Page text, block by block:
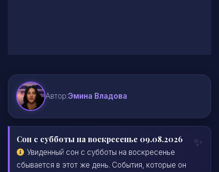
Автор:Эмина Владова
Сон с субботы на воскресенье 09.08.2026
Увиденный сон с субботы на воскресенье
сбывается в этот же день. События, которые он